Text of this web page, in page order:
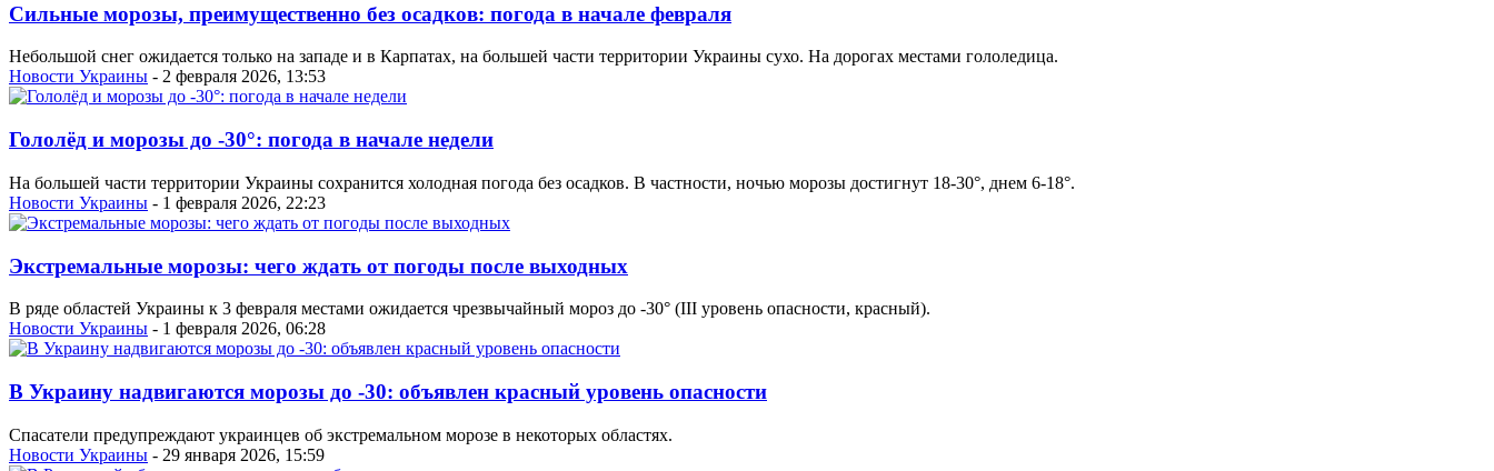
Сильные морозы, преимущественно без осадков: погода в начале февраля
Небольшой снег ожидается только на западе и в Карпатах, на большей части территории Украины сухо. На дорогах местами гололедица.
Новости Украины - 2 февраля 2026, 13:53
Гололёд и морозы до -30°: погода в начале недели
На большей части территории Украины сохранится холодная погода без осадков. В частности, ночью морозы достигнут 18-30°, днем 6-18°.
Новости Украины - 1 февраля 2026, 22:23
Экстремальные морозы: чего ждать от погоды после выходных
В ряде областей Украины к 3 февраля местами ожидается чрезвычайный мороз до -30° (III уровень опасности, красный).
Новости Украины - 1 февраля 2026, 06:28
В Украину надвигаются морозы до -30: объявлен красный уровень опасности
Спасатели предупреждают украинцев об экстремальном морозе в некоторых областях.
Новости Украины - 29 января 2026, 15:59